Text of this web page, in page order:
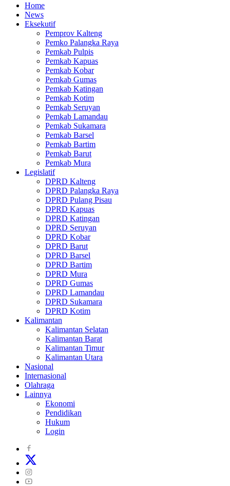
Home
News
Eksekutif
Pemprov Kalteng
Pemko Palangka Raya
Pemkab Pulpis
Pemkab Kapuas
Pemkab Kobar
Pemkab Gumas
Pemkab Katingan
Pemkab Kotim
Pemkab Seruyan
Pemkab Lamandau
Pemkab Sukamara
Pemkab Barsel
Pemkab Bartim
Pemkab Barut
Pemkab Mura
Legislatif
DPRD Kalteng
DPRD Palangka Raya
DPRD Pulang Pisau
DPRD Kapuas
DPRD Katingan
DPRD Seruyan
DPRD Kobar
DPRD Barut
DPRD Barsel
DPRD Bartim
DPRD Mura
DPRD Gumas
DPRD Lamandau
DPRD Sukamara
DPRD Kotim
Kalimantan
Kalimantan Selatan
Kalimantan Barat
Kalimantan Timur
Kalimantan Utara
Nasional
Internasional
Olahraga
Lainnya
Ekonomi
Pendidikan
Hukum
Login